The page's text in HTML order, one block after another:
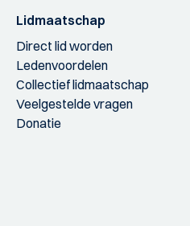
Lidmaatschap
Direct lid worden
Ledenvoordelen
Collectief lidmaatschap
Veelgestelde vragen
Donatie